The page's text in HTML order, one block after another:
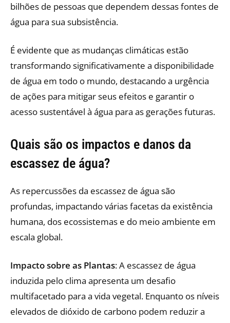
bilhões de pessoas que dependem dessas fontes de
água para sua subsistência.
É evidente que as mudanças climáticas estão
transformando significativamente a disponibilidade
de água em todo o mundo, destacando a urgência
de ações para mitigar seus efeitos e garantir o
acesso sustentável à água para as gerações futuras.
Quais são os impactos e danos da
escassez de água?
As repercussões da escassez de água são
profundas, impactando várias facetas da existência
humana, dos ecossistemas e do meio ambiente em
escala global.
Impacto sobre as Plantas: A escassez de água
induzida pelo clima apresenta um desafio
multifacetado para a vida vegetal. Enquanto os níveis
elevados de dióxido de carbono podem reduzir a